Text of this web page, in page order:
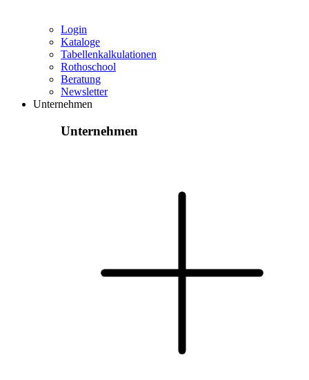
Login
Kataloge
Tabellenkalkulationen
Rothoschool
Beratung
Newsletter
Unternehmen
Unternehmen